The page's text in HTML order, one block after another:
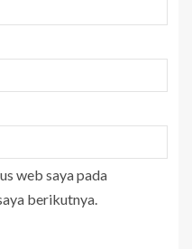
web saya pada
berikutnya.